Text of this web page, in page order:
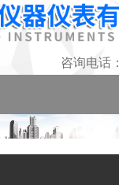
咨询电话：